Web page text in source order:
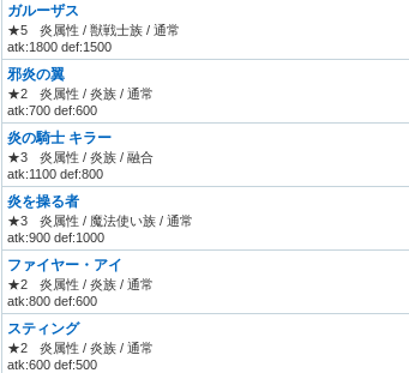
ガルーザス
★5
炎属性 / 獣戦士族 / 通常
atk:1800 def:1500
邪炎の翼
★2
炎属性 / 炎族 / 通常
atk:700 def:600
炎の騎士 キラー
★3
炎属性 / 炎族 / 融合
atk:1100 def:800
炎を操る者
★3
炎属性 / 魔法使い族 / 通常
atk:900 def:1000
ファイヤー・アイ
★2
炎属性 / 炎族 / 通常
atk:800 def:600
スティング
★2
炎属性 / 炎族 / 通常
atk:600 def:500